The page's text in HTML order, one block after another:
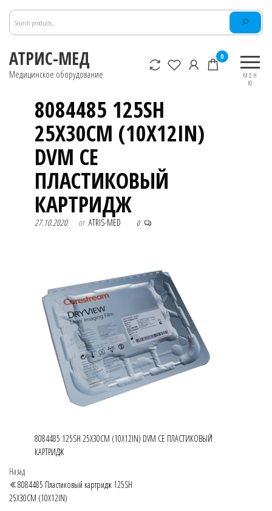
содержимому
АТРИС-МЕД
Медицинское оборудование
МЕН
Ю
0
8084485 125SH
25X30CM (10X12IN)
DVM CE
ПЛАСТИКОВЫЙ
КАРТРИДЖ
27.10.2020 от ATRIS-MED 0
8084485 125SH 25X30CM (10X12IN) DVM CE ПЛАСТИКОВЫЙ
КАРТРИДЖ
Навигация
по
Предыдущая
запись
Назад
8084485 Пластиковый картридж 125SH
25X30CM (10X12IN)